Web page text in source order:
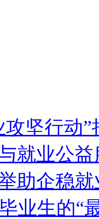
攻坚行动
就业公
助企稳就
业生的“